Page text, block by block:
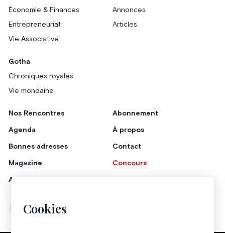
Cookies
Économie & Finances
Entrepreneuriat
Vie Associative
Annonces
Articles
Gotha
Chroniques royales
Vie mondaine
Nos Rencontres
Agenda
Bonnes adresses
Magazine
Annonceurs
Abonnement
À propos
Contact
Concours
Instagram